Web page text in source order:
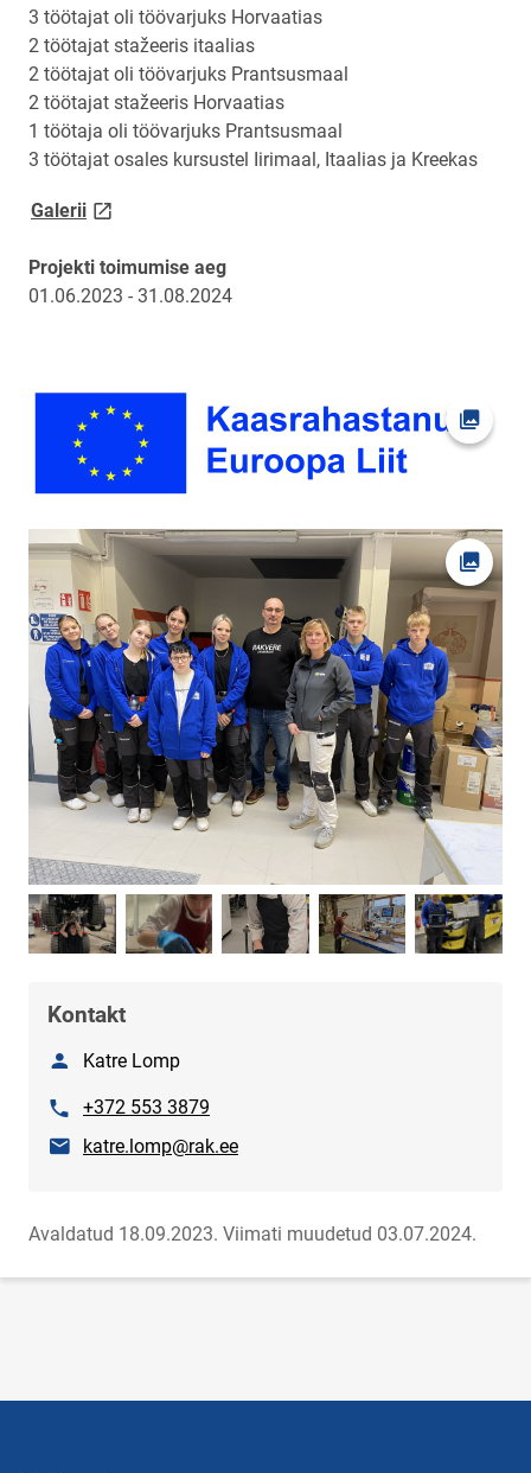
3 töötajat oli töövarjuks Horvaatias
2 töötajat stažeeris itaalias
2 töötajat oli töövarjuks Prantsusmaal
2 töötajat stažeeris Horvaatias
1 töötaja oli töövarjuks Prantsusmaal
3 töötajat osales kursustel Iirimaal, Itaalias ja Kreekas
Galeriilink opens on new page
Projekti toimumise aeg
01.06.2023 - 31.08.2024
Ava
Ava
Kontakt
NimiKatre Lomp
Telefon+372 553 3879
E-postkatre.lomp@rak.ee
Avaldatud 18.09.2023. Viimati muudetud 03.07.2024.